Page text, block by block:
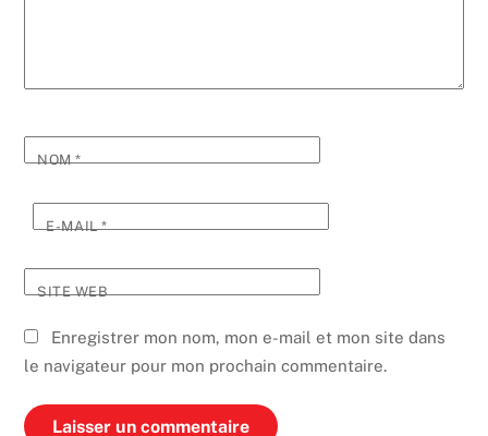
NOM*
E-MAIL*
SITE WEB
Enregistrer mon nom, mon e-mail et mon site dans
le navigateur pour mon prochain commentaire.